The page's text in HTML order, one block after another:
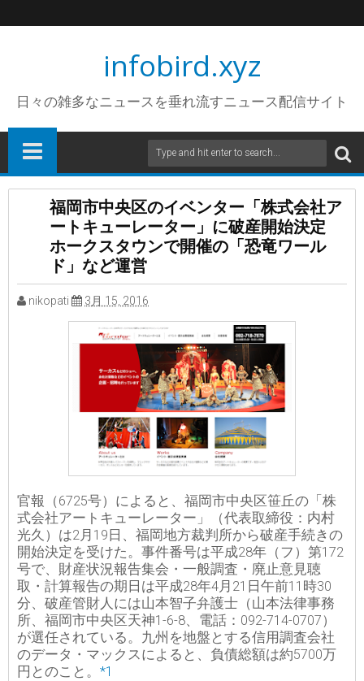
infobird.xyz
日々の雑多なニュースを垂れ流すニュース配信サイト
福岡市中央区のイベンター「株式会社ア
ートキューレーター」に破産開始決定
ホークスタウンで開催の「恐竜ワール
ド」など運営
nikopati 3月 15, 2016
官報（6725号）によると、福岡市中央区笹丘の「株
式会社アートキューレーター」（代表取締役：内村
光久）は2月19日、福岡地方裁判所から破産手続きの
開始決定を受けた。事件番号は平成28年（フ）第172
号で、財産状況報告集会・一般調査・廃止意見聴
取・計算報告の期日は平成28年4月21日午前11時30
分、破産管財人には山本智子弁護士（山本法律事務
所、福岡市中央区天神1-6-8、電話：092-714-0707）
が選任されている。九州を地盤とする信用調査会社
のデータ・マックスによると、負債総額は約5700万
円とのこと。 *1